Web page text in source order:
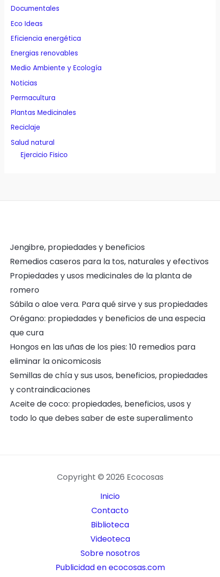
Documentales
Eco Ideas
Eficiencia energética
Energias renovables
Medio Ambiente y Ecología
Noticias
Permacultura
Plantas Medicinales
Reciclaje
Salud natural
Ejercicio Fisico
Jengibre, propiedades y beneficios
Remedios caseros para la tos, naturales y efectivos
Propiedades y usos medicinales de la planta de
romero
Sábila o aloe vera. Para qué sirve y sus propiedades
Orégano: propiedades y beneficios de una especia
que cura
Hongos en las uñas de los pies: 10 remedios para
eliminar la onicomicosis
Semillas de chía y sus usos, beneficios, propiedades
y contraindicaciones
Aceite de coco: propiedades, beneficios, usos y
todo lo que debes saber de este superalimento
Copyright © 2026 Ecocosas
Inicio
Contacto
Biblioteca
Videoteca
Sobre nosotros
Publicidad en ecocosas.com